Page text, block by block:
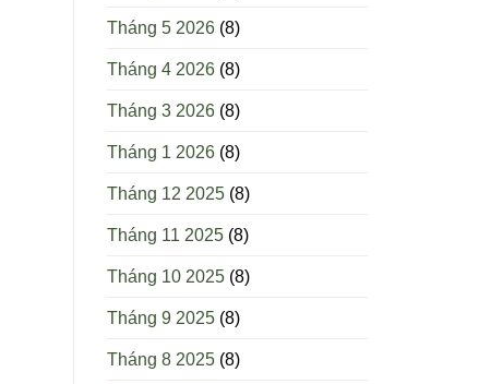
Tháng 5 2026 (8)
Tháng 4 2026 (8)
Tháng 3 2026 (8)
Tháng 1 2026 (8)
Tháng 12 2025 (8)
Tháng 11 2025 (8)
Tháng 10 2025 (8)
Tháng 9 2025 (8)
Tháng 8 2025 (8)